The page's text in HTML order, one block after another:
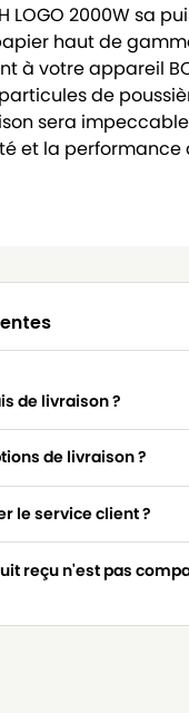
LOGO 2000W sa
haut de
à votre appareil
de
sera
et la
de livraison ?
de livraison ?
le service client ?
reçu n'est pas